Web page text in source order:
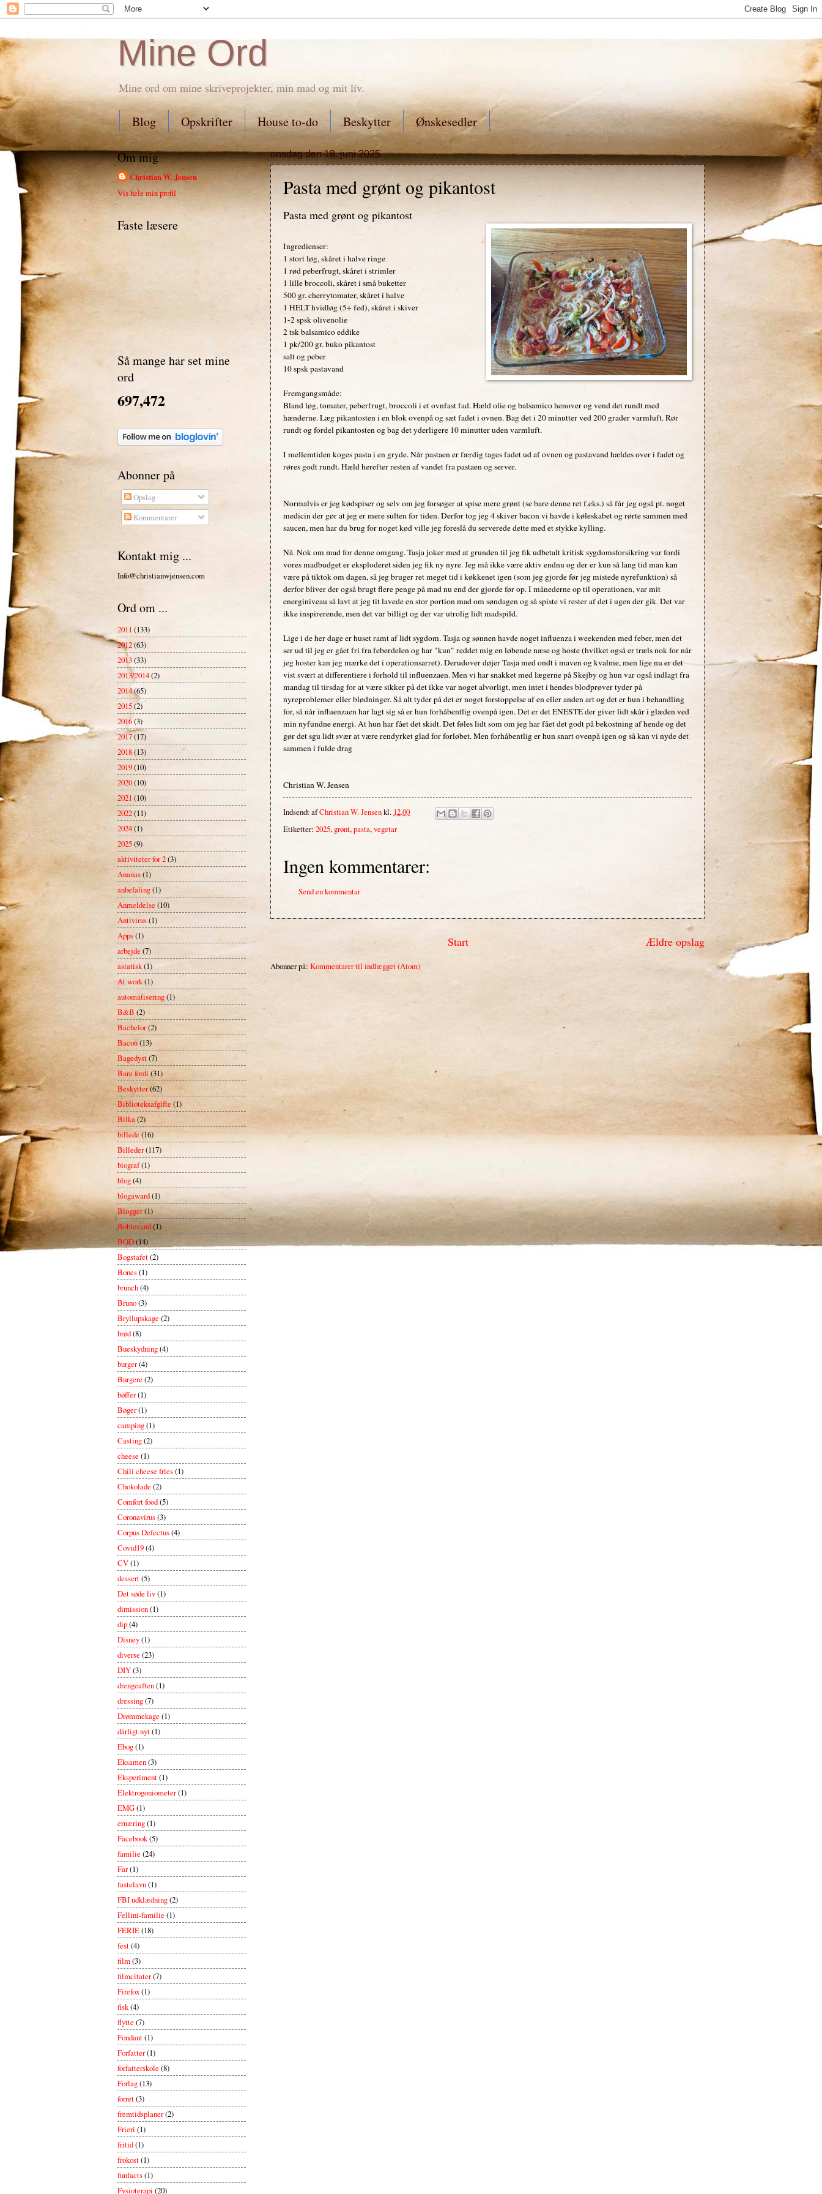
Mine Ord
Mine ord om mine skriveprojekter, min mad og mit liv.
Blog Opskrifter House to-do Beskytter Ønskesedler
onsdag den 18. juni 2025
Pasta med grønt og pikantost
Pasta med grønt og pikantost
Ingredienser:
1 stort løg, skåret i halve ringe
1 rød peberfrugt, skåret i strimler
1 lille broccoli, skåret i små buketter
500 gr. cherrytomater, skåret i halve
1 HELT hvidløg (5+ fed), skåret i skiver
1-2 spsk olivenolie
2 tsk balsamico eddike
1 pk/200 gr. buko pikantost
salt og peber
10 spsk pastavand
Fremgangsmåde:
Bland løg, tomater, peberfrugt, broccoli i et ovnfast fad. Hæld olie og balsamico henover og vend det rundt med
hænderne. Læg pikantosten i en blok ovenpå og sæt fadet i ovnen. Bag det i 20 minutter ved 200 grader varmluft. Rør
rundt og fordel pikantosten og bag det yderligere 10 minutter uden varmluft.
I mellemtiden koges pasta i en gryde. Når pastaen er færdig tages fadet ud af ovnen og pastavand hældes over i fadet og
røres godt rundt. Hæld herefter resten af vandet fra pastaen og server.
Normalvis er jeg kødspiser og selv om jeg forsøger at spise mere grønt (se bare denne ret f.eks.) så får jeg også pt. noget
medicin der gør at jeg er mere sulten for tiden. Derfor tog jeg 4 skiver bacon vi havde i køleskabet og rørte sammen med
saucen, men har du brug for noget kød ville jeg foreslå du serverede dette med et stykke kylling.
Nå. Nok om mad for denne omgang. Tasja joker med at grunden til jeg fik udbetalt kritisk sygdomsforsikring var fordi
vores madbudget er eksploderet siden jeg fik ny nyre. Jeg må ikke være aktiv endnu og der er kun så lang tid man kan
være på tiktok om dagen, så jeg bruger ret meget tid i køkkenet igen (som jeg gjorde før jeg mistede nyrefunktion) så
derfor bliver der også brugt flere penge på mad nu end der gjorde før op. I månederne op til operationen, var mit
energiniveau så lavt at jeg tit lavede en stor portion mad om søndagen og så spiste vi rester af det i ugen der gik. Det var
ikke inspirerende, men det var billigt og der var utrolig lidt madspild.
Lige i de her dage er huset ramt af lidt sygdom. Tasja og sønnen havde noget influenza i weekenden med feber, men det
ser ud til jeg er gået fri fra feberdelen og har "kun" reddet mig en løbende næse og hoste (hvilket også er træls nok for når
jeg hoster kan jeg mærke det i operationsarret). Derudover døjer Tasja med ondt i maven og kvalme, men lige nu er det
vist svært at differentiere i forhold til influenzaen. Men vi har snakket med lægerne på Skejby og hun var også indlagt fra
mandag til tirsdag for at være sikker på det ikke var noget alvorligt, men intet i hendes blodprøver tyder på
nyreproblemer eller blødninger. Så alt tyder på det er noget forstoppelse af en eller anden art og det er hun i behandling
for, så når influenzaen har lagt sig så er hun forhåbentlig ovenpå igen. Det er det ENESTE der giver lidt skår i glæden ved
min nyfundne energi. At hun har fået det skidt. Det føles lidt som om jeg har fået det godt på bekostning af hende og det
gør det sgu lidt svær at være rendyrket glad for forløbet. Men forhåbentlig er hun snart ovenpå igen og så kan vi nyde det
sammen i fulde drag
Christian W. Jensen
Indsendt afChristian W. Jensenkl. 12.00
Etiketter: 2025, grønt,pasta,vegetar
Ingen kommentarer:
Send en kommentar
Ældre opslag
Start
Abonner på: Kommentarer til indlægget (Atom)
Om mig
Christian W. Jensen
Vis hele min profil
Faste læsere
Så mange har set mine
ord
697,472
Abonner på
Opslag
Kommentarer
Kontakt mig ...
Info@christianwjensen.com
Ord om ...
2011 (133)
2012(63)
2013(33)
2013/2014(2)
2014(65)
2015(2)
2016(3)
2017(17)
2018(13)
2019(10)
2020(10)
2021 (10)
2022(11)
2024(1)
2025(9)
aktiviteter for 2(3)
Ananas(1)
anbefaling(1)
Anmeldelse(10)
Antivirus(1)
Apps(1)
arbejde (7)
asiatisk(1)
At work(1)
automatisering(1)
B&B (2)
Bachelor(2)
Bacon(13)
Bagedyst(7)
Bare fordi (31)
Beskytter(62)
Biblioteksafgifte (1)
Bilka(2)
billede (16)
Billeder(117)
biograf(1)
blog(4)
blogaward(1)
Blogger(1)
Boblevand(1)
BOD(14)
Bogstafet(2)
Bones(1)
brunch(4)
Bruno(3)
Bryllupskage(2)
brød(8)
Bueskydning(4)
burger(4)
Burgere(2)
bøffer(1)
Bøger(1)
camping(1)
Casting(2)
cheese(1)
Chili cheese fries(1)
Chokolade(2)
Comfort food(5)
Coronavirus(3)
Corpus Defectus(4)
Covid19(4)
CV(1)
dessert(5)
Det søde liv(1)
dimission(1)
dip(4)
Disney(1)
diverse(23)
DIY(3)
drengeaften(1)
dressing(7)
Drømmekage(1)
dårligt nyt(1)
Ebog(1)
Eksamen(3)
Eksperiment(1)
Elektrogoniometer(1)
EMG(1)
ernæring(1)
Facebook(5)
familie(24)
Far(1)
fastelavn(1)
FBI udklædning(2)
Fellini-familie(1)
FERIE(18)
fest(4)
film(3)
filmcitater(7)
Firefox(1)
fisk(4)
flytte(7)
Fondant(1)
Forfatter(1)
forfatterskole(8)
Forlag(13)
forret(3)
fremtidsplaner(2)
Frieri (1)
fritid(1)
frokost(1)
funfacts(1)
Fysioterapi (20)